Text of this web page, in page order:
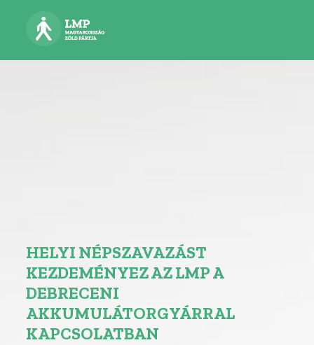
HELYI NÉPSZAVAZÁST
KEZDEMÉNYEZ AZ LMP A
DEBRECENI
AKKUMULÁTORGYÁRRAL
KAPCSOLATBAN